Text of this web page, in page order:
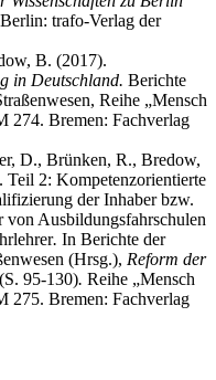
trafo-Verlag der
B. (2017).
in Deutschland. Berichte
Reihe „Mensch
274. Bremen: Fachverlag
D., Brünken, R., Bredow,
2: Kompetenzorientierte
der Inhaber bzw.
Ausbildungsfahrschulen
. In Berichte der
(Hrsg.), Reform der
(S. 95-130). Reihe „Mensch
275. Bremen: Fachverlag